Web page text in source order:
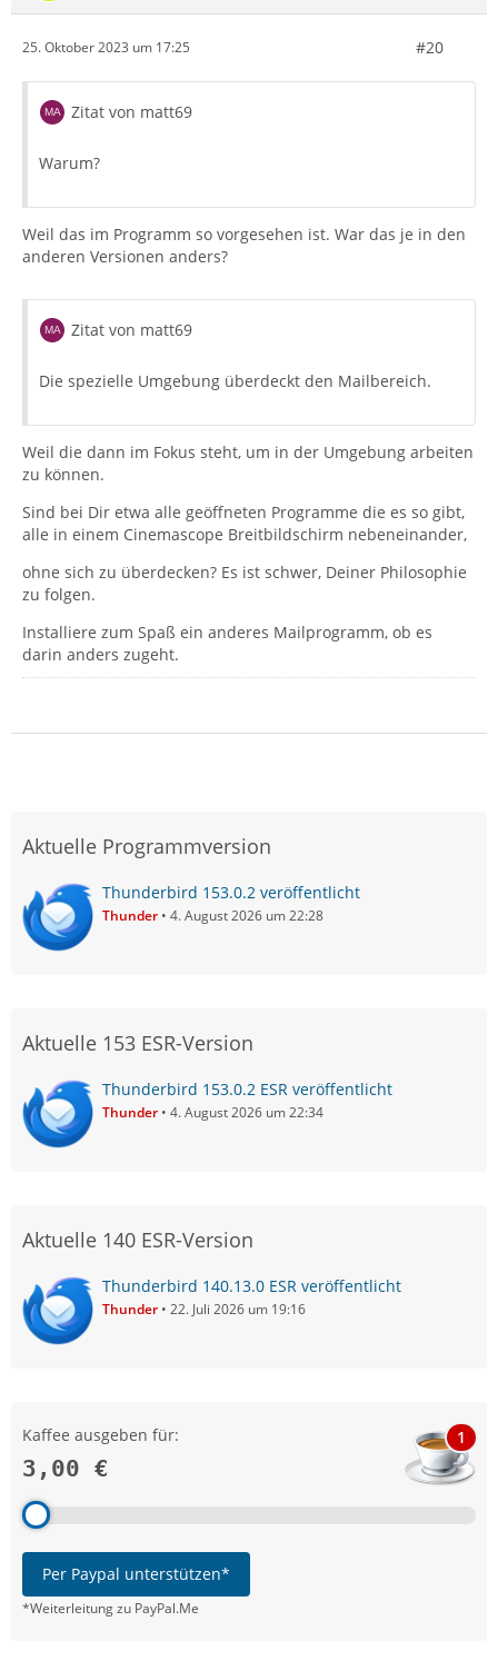
25. Oktober 2023 um 17:25 #20
Zitat von matt69
Warum?
Weil das im Programm so vorgesehen ist. War das je in den
anderen Versionen anders?
Zitat von matt69
Die spezielle Umgebung überdeckt den Mailbereich.
Weil die dann im Fokus steht, um in der Umgebung arbeiten
zu können.
Sind bei Dir etwa alle geöffneten Programme die es so gibt,
alle in einem Cinemascope Breitbildschirm nebeneinander,
ohne sich zu überdecken? Es ist schwer, Deiner Philosophie
zu folgen.
Installiere zum Spaß ein anderes Mailprogramm, ob es
darin anders zugeht.
Aktuelle Programmversion
Thunderbird 153.0.2 veröffentlicht
Thunder 4. August 2026 um 22:28
Aktuelle 153 ESR-Version
Thunderbird 153.0.2 ESR veröffentlicht
Thunder 4. August 2026 um 22:34
Aktuelle 140 ESR-Version
Thunderbird 140.13.0 ESR veröffentlicht
Thunder 22. Juli 2026 um 19:16
Kaffee ausgeben für:
3,00 €
1
Per Paypal unterstützen*
*Weiterleitung zu PayPal.Me